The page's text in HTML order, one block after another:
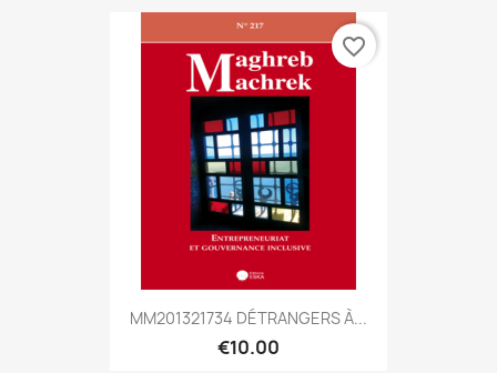
MM201321734 DÉTRANGERS À...
€10.00
favorite_border